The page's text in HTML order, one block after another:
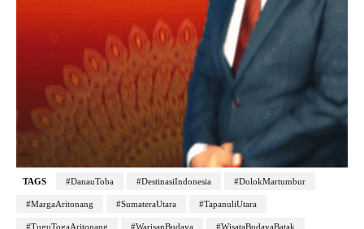
TAGS #DanauToba #DestinasiIndonesia #DolokMartumbur
#MargaAritonang #SumateraUtara #TapanuliUtara
#TuguTogaAritonang #WarisanBudaya #WisataBudayaBatak